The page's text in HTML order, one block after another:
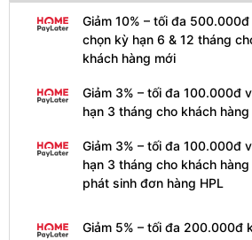
Giảm 10% – tối đa 500.000đ
chọn kỳ hạn 6 & 12 tháng
khách hàng mới
Giảm 3% – tối đa 100.000đ
hạn 3 tháng cho khách hàng
Giảm 3% – tối đa 100.000đ
hạn 3 tháng cho khách hàng
phát sinh đơn hàng HPL
Giảm 5% – tối đa 200.000đ